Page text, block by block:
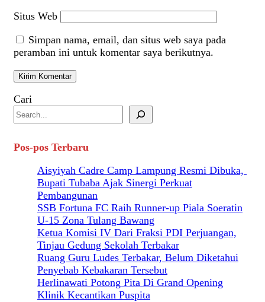
Situs Web
Simpan nama, email, dan situs web saya pada
peramban ini untuk komentar saya berikutnya.
Cari
Pos-pos Terbaru
Aisyiyah Cadre Camp Lampung Resmi Dibuka,
Bupati Tubaba Ajak Sinergi Perkuat
Pembangunan
SSB Fortuna FC Raih Runner-up Piala Soeratin
U-15 Zona Tulang Bawang
Ketua Komisi IV Dari Fraksi PDI Perjuangan,
Tinjau Gedung Sekolah Terbakar
Ruang Guru Ludes Terbakar, Belum Diketahui
Penyebab Kebakaran Tersebut
Herlinawati Potong Pita Di Grand Opening
Klinik Kecantikan Puspita